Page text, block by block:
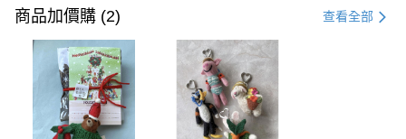
信用卡一次付款
信用卡分期付款
3 期 0 利率 每期
合作金庫商業銀行
第一商業銀行
華南商業銀行
彰化商業銀行
6 期 0 利率 每期 NT$105
合作金庫商業銀行
第一商業銀行
商品加價購 (2) 查看全部